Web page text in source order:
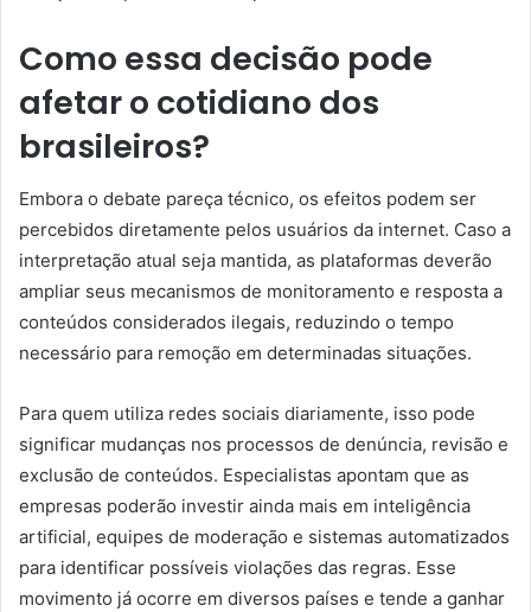
Como essa decisão pode
afetar o cotidiano dos
brasileiros?
Embora o debate pareça técnico, os efeitos podem ser
percebidos diretamente pelos usuários da internet. Caso a
interpretação atual seja mantida, as plataformas deverão
ampliar seus mecanismos de monitoramento e resposta a
conteúdos considerados ilegais, reduzindo o tempo
necessário para remoção em determinadas situações.
Para quem utiliza redes sociais diariamente, isso pode
significar mudanças nos processos de denúncia, revisão e
exclusão de conteúdos. Especialistas apontam que as
empresas poderão investir ainda mais em inteligência
artificial, equipes de moderação e sistemas automatizados
para identificar possíveis violações das regras. Esse
movimento já ocorre em diversos países e tende a ganhar